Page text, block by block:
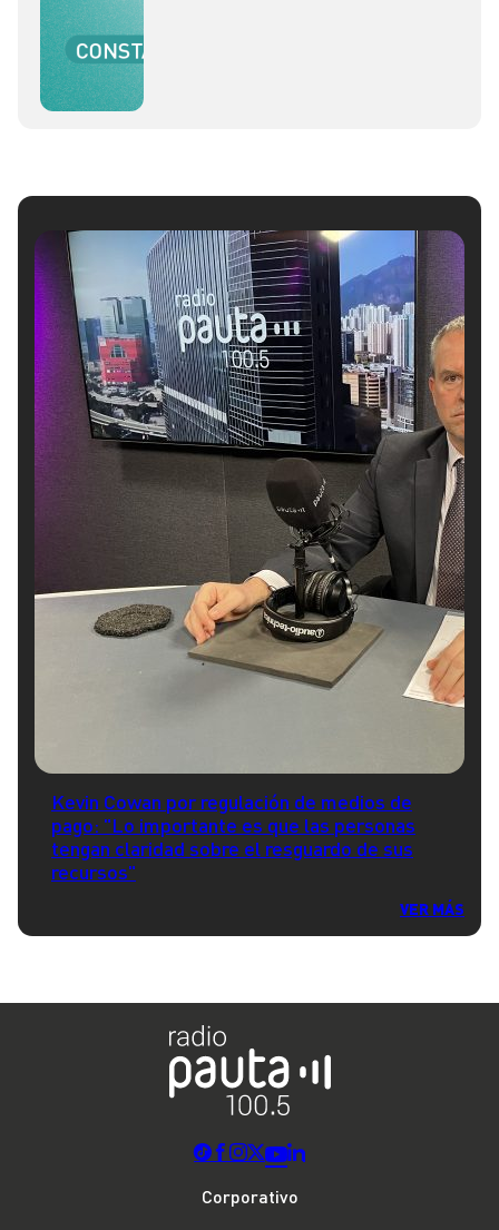
Kevin Cowan por regulación de medios de
pago: "Lo importante es que las personas
tengan claridad sobre el resguardo de sus
recursos"
VER MÁS
Corporativo